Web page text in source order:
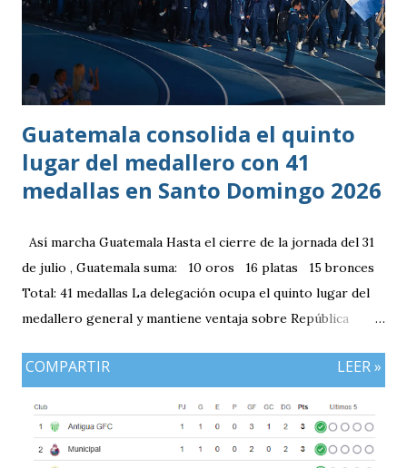
Guatemala consolida el quinto
lugar del medallero con 41
medallas en Santo Domingo 2026
Así marcha Guatemala Hasta el cierre de la jornada del 31
de julio , Guatemala suma: 10 oros 16 platas 15 bronces
Total: 41 medallas La delegación ocupa el quinto lugar del
medallero general y mantiene ventaja sobre República
plata, aunque ambos países registran el mismo número de
COMPARTIR LEER »